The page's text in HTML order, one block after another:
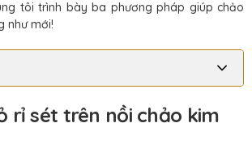
tôi trình bày ba phương pháp giúp chảo
như mới!
rỉ sét trên nồi chảo kim